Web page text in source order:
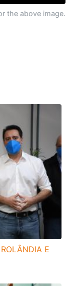
the above image.
E